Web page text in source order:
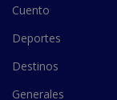
Cuento
Deportes
Destinos
Generales